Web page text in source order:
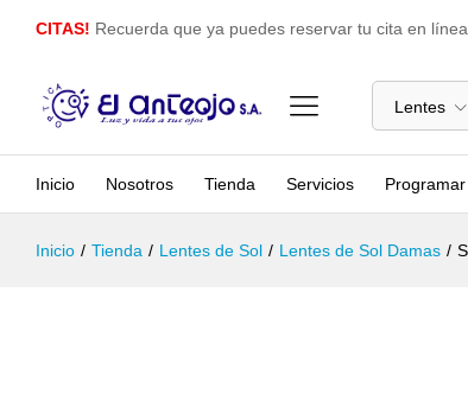
CITAS! Recuerda que ya puedes reservar tu cita en línea.
Lentes
Inicio Nosotros Tienda Servicios
Inicio / Tienda / Lentes de Sol / Lentes de Sol Damas /
Descripción Especificación